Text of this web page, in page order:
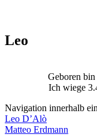
Leo
Geboren
Ich wiege
Navigation innerhalb
Leo D’Alò
Matteo Erdmann